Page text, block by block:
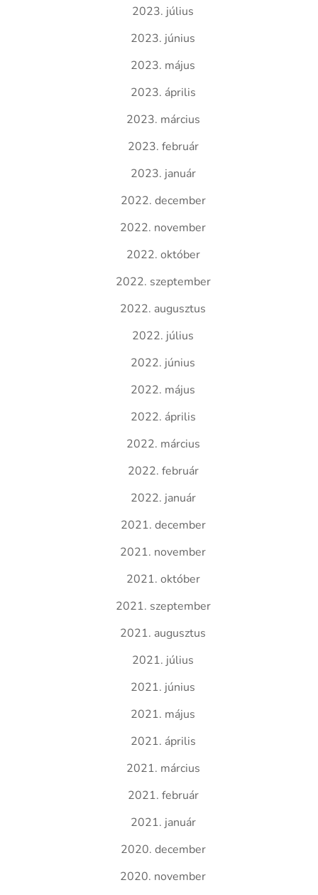
2023. július
2023. június
2023. május
2023. április
2023. március
2023. február
2023. január
2022. december
2022. november
2022. október
2022. szeptember
2022. augusztus
2022. július
2022. június
2022. május
2022. április
2022. március
2022. február
2022. január
2021. december
2021. november
2021. október
2021. szeptember
2021. augusztus
2021. július
2021. június
2021. május
2021. április
2021. március
2021. február
2021. január
2020. december
2020. november